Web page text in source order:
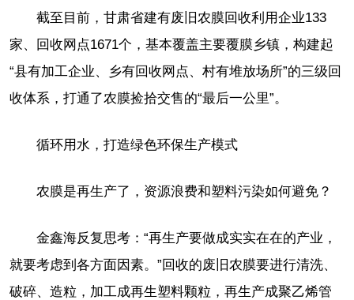
截至目前，甘肃省建有废旧农膜回收利用企业133
家、回收网点1671个，基本覆盖主要覆膜乡镇，构建起
“县有加工企业、乡有回收网点、村有堆放场所”的三级回
收体系，打通了农膜捡拾交售的“最后一公里”。
循环用水，打造绿色环保生产模式
农膜是再生产了，资源浪费和塑料污染如何避免？
金鑫海反复思考：“再生产要做成实实在在的产业，
就要考虑到各方面因素。”回收的废旧农膜要进行清洗、
破碎、造粒，加工成再生塑料颗粒，再生产成聚乙烯管